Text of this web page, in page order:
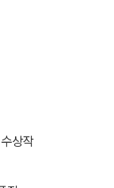
상작